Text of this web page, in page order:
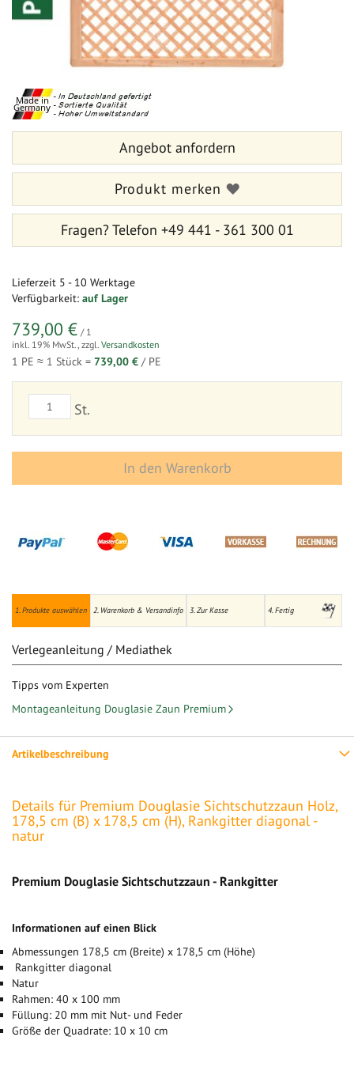
1. Produkte auswählen 2. Warenkorb & Versandinfo 3. Zur Kasse 4. Fertig
Lieferzeit 5 - 10 Werktage
Verfügbarkeit: auf Lager
739,00 € / 1
inkl. 19% MwSt. zzgl. Versandkosten
1 PE ≈ 1 Stück = 739,00 € / PE
St.
In den Warenkorb
Anfang
der
Angebot anfordern
Produkt merken
Fragen?Telefon +49 441 - 361 300 01
Artikelbeschreibung
Details für Premium Douglasie Sichtschutzzaun Holz,
178,5 cm (B) x 178,5 cm (H), Rankgitter diagonal -
natur
Premium Douglasie Sichtschutzzaun - Rankgitter
Informationen auf einen Blick
Abmessungen 178,5 cm (Breite) x 178,5 cm (Höhe)
Rankgitter diagonal
Natur
Rahmen: 40 x 100 mm
Füllung: 20 mm mit Nut- und Feder
Größe der Quadrate: 10 x 10 cm
Verlegeanleitung / Mediathek
Tipps vom Experten
Montageanleitung Douglasie Zaun Premium